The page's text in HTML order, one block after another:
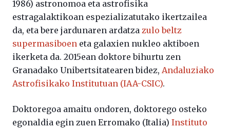
1986) astronomoa eta astrofisika
estragalaktikoan espezializatutako ikertzailea
da, eta bere jardunaren ardatza zulo beltz
supermasiboen eta galaxien nukleo aktiboen
ikerketa da. 2015ean doktore bihurtu zen
Granadako Unibertsitatearen bidez, Andaluziako
Astrofisikako Institutuan (IAA-CSIC).
Doktoregoa amaitu ondoren, doktorego osteko
egonaldia egin zuen Erromako (Italia) Instituto